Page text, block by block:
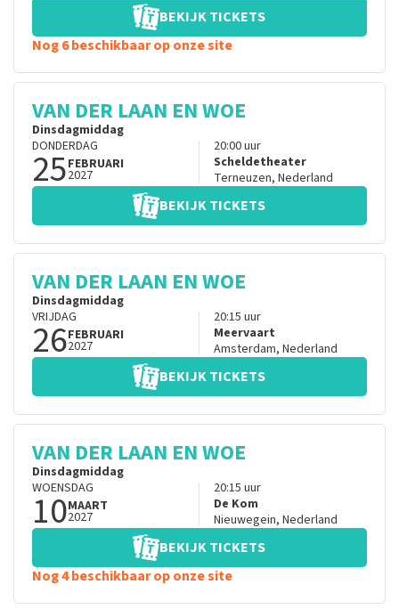
BEKIJK TICKETS
Nog 6 beschikbaar op onze site
VAN DER LAAN EN WOE
Dinsdagmiddag
DONDERDAG
25FEBRUARI
2027
20:00uur
Scheldetheater
Terneuzen, Nederland
BEKIJK TICKETS
VAN DER LAAN EN WOE
Dinsdagmiddag
VRIJDAG
26FEBRUARI
2027
20:15 uur
Meervaart
Amsterdam, Nederland
BEKIJK TICKETS
VAN DER LAAN EN WOE
Dinsdagmiddag
WOENSDAG
10MAART
2027
20:15 uur
De Kom
Nieuwegein, Nederland
BEKIJK TICKETS
Nog 4 beschikbaar op onze site